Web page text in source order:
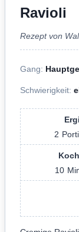
Ravioli
Rezept von
Gang:
Schwierigkeit:
2
10